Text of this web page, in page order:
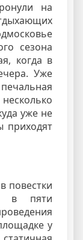
на
сезона
когда в
Уже
уже не
приходят
повестки
в пяти
у